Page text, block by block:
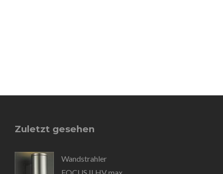
Zuletzt gesehen
Wandstrahler